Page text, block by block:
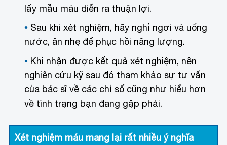
lấy mẫu máu diễn ra thuận lợi.
Sau khi xét nghiệm, hãy nghỉ ngơi và uống
nước, ăn nhẹ để phục hồi năng lượng.
Khi nhận được kết quả xét nghiệm, nên
nghiên cứu kỹ sau đó tham khảo sự tư vấn
của bác sĩ về các chỉ số cũng như hiểu hơn
về tình trạng bạn đang gặp phải.
Xét nghiệm máu mang lại rất nhiều ý nghĩa